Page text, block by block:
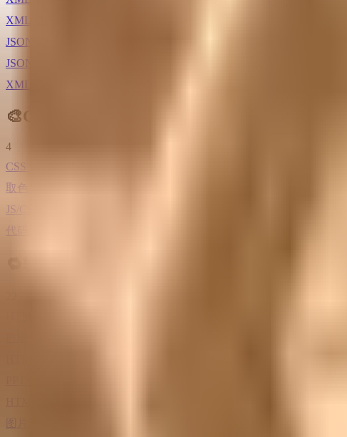
XML 格式化
JSON 转 HTML
JSON 转 Excel
XML 转 JSON
🎨CSS
4
CSS 内联
取色器
JS/CSS 在线调试工具
代码反压缩